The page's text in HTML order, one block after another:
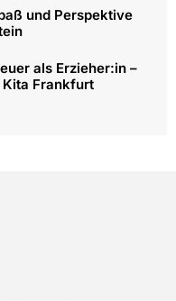
und Perspektive
als Erzieher:in –
Frankfurt